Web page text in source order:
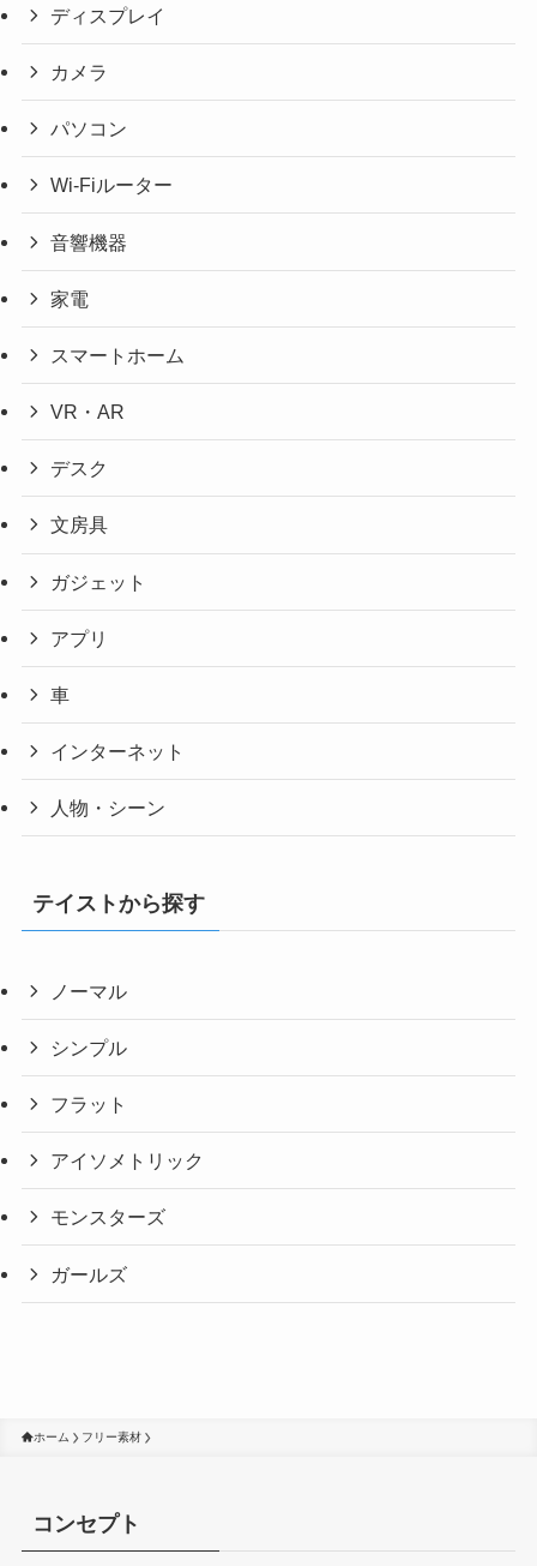
ディスプレイ
カメラ
パソコン
Wi-Fiルーター
音響機器
家電
スマートホーム
VR・AR
デスク
文房具
ガジェット
アプリ
車
インターネット
人物・シーン
テイストから探す
ノーマル
シンプル
フラット
アイソメトリック
モンスターズ
ガールズ
ホーム フリー素材
コンセプト